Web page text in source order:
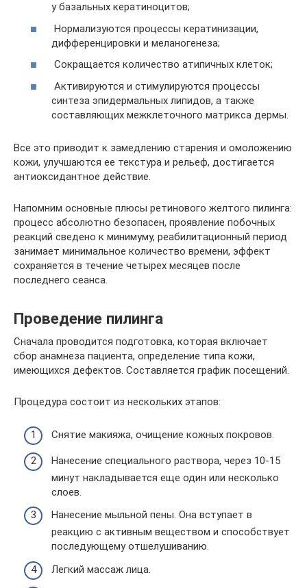
у базальных кератиноцитов;
Нормализуются процессы кератинизации,
дифференцировки и меланогенеза;
Сокращается количество атипичных клеток;
Активируются и стимулируются процессы
синтеза эпидермальных липидов, а также
составляющих межклеточного матрикса дермы.
Все это приводит к замедлению старения и омоложению
кожи, улучшаются ее текстура и рельеф, достигается
антиоксидантное действие.
Напомним основные плюсы ретинового желтого пилинга:
процесс абсолютно безопасен, проявление побочных
реакций сведено к минимуму, реабилитационный период
занимает минимальное количество времени, эффект
сохраняется в течение четырех месяцев после
последнего сеанса.
Проведение пилинга
Сначала проводится подготовка, которая включает
сбор анамнеза пациента, определение типа кожи,
имеющихся дефектов. Составляется график посещений.
Процедура состоит из нескольких этапов:
Снятие макияжа, очищение кожных покровов.
Нанесение специального раствора, через 10-15
минут накладывается еще один или несколько
слоев.
Нанесение мыльной пены. Она вступает в
реакцию с активным веществом и способствует
последующему отшелушиванию.
Легкий массаж лица.